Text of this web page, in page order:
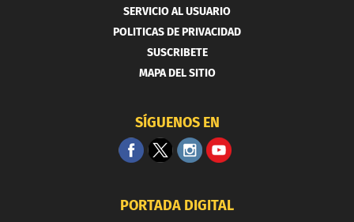
SERVICIO AL USUARIO
POLITICAS DE PRIVACIDAD
SUSCRIBETE
MAPA DEL SITIO
SÍGUENOS EN
PORTADA DIGITAL